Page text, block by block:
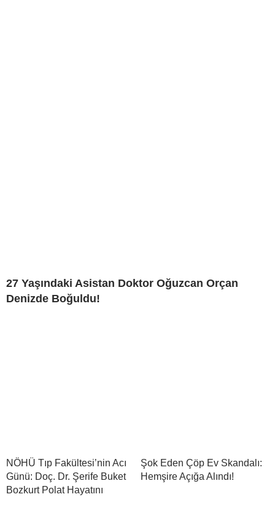
27 Yaşındaki Asistan Doktor Oğuzcan Orçan
Denizde Boğuldu!
NÖHÜ Tıp Fakültesi’nin Acı
Günü: Doç. Dr. Şerife Buket
Bozkurt Polat Hayatını
Şok Eden Çöp Ev Skandalı:
Hemşire Açığa Alındı!